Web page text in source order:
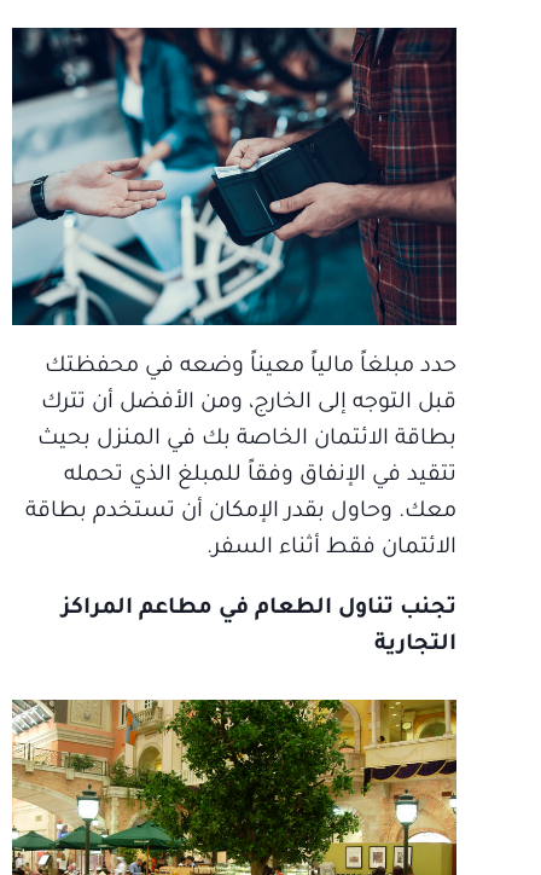
حدد مبلغاً مالياً معيناً وضعه في محفظتك
قبل التوجه إلى الخارج، ومن الأفضل أن تترك
بطاقة الائتمان الخاصة بك في المنزل بحيث
تتقيد في الإنفاق وفقاً للمبلغ الذي تحمله
معك. وحاول بقدر الإمكان أن تستخدم بطاقة
الائتمان فقط أثناء السفر.
تجنب تناول الطعام في مطاعم المراكز
التجارية